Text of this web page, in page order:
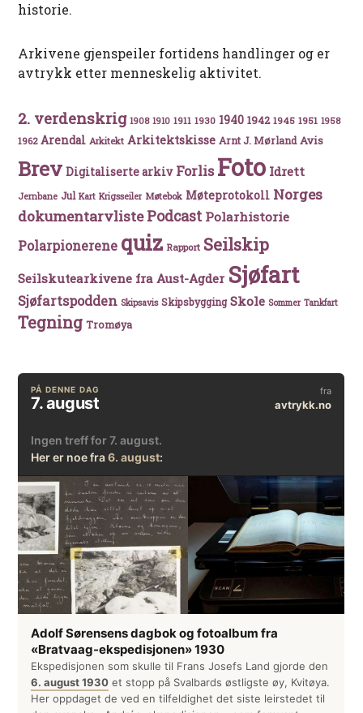
historie.
Arkivene gjenspeiler fortidens handlinger og er
avtrykk etter menneskelig aktivitet.
2. verdenskrig 1908 1910 1911 1930 1940 1942 1945 1951 1958
1962 Arendal Arkitekt Arkitektskisse Arnt J. Mørland Avis
Brev Digitaliserte arkiv Forlis Foto Idrett
Jernbane Jul Kart Krigsseiler Møtebok Møteprotokoll Norges
dokumentarvlistePodcast Polarhistorie
Polarpionerene quiz Rapport Seilskip
Seilskutearkivene fra Aust-Agder Sjøfart
Sjøfartspodden Skipsavis Skipsbygging Skole Sommer Tankfart
Tegning Tromøya